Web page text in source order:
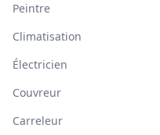
Peintre
Climatisation
Électricien
Couvreur
Carreleur